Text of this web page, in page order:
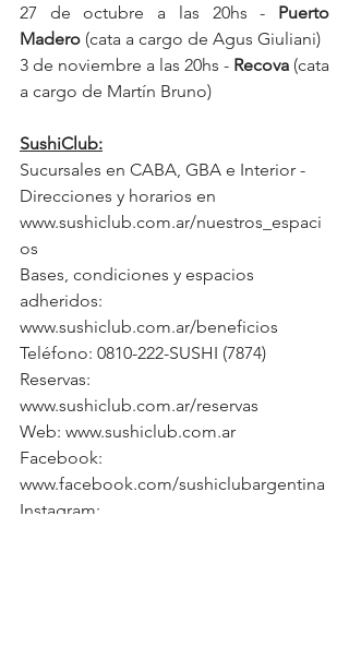
27 de octubre a las 20hs - Puerto
Madero (cata a cargo de Agus Giuliani)
3 de noviembre a las 20hs - Recova (cata
a cargo de Martín Bruno)
SushiClub:
Sucursales en CABA, GBA e Interior -
Direcciones y horarios en
www.sushiclub.com.ar/nuestros_espaci
os
Bases, condiciones y espacios
adheridos:
www.sushiclub.com.ar/beneficios
Teléfono: 0810-222-SUSHI (7874)
Reservas:
www.sushiclub.com.ar/reservas
Web: www.sushiclub.com.ar
Facebook:
www.facebook.com/sushiclubargentina
Instagram: